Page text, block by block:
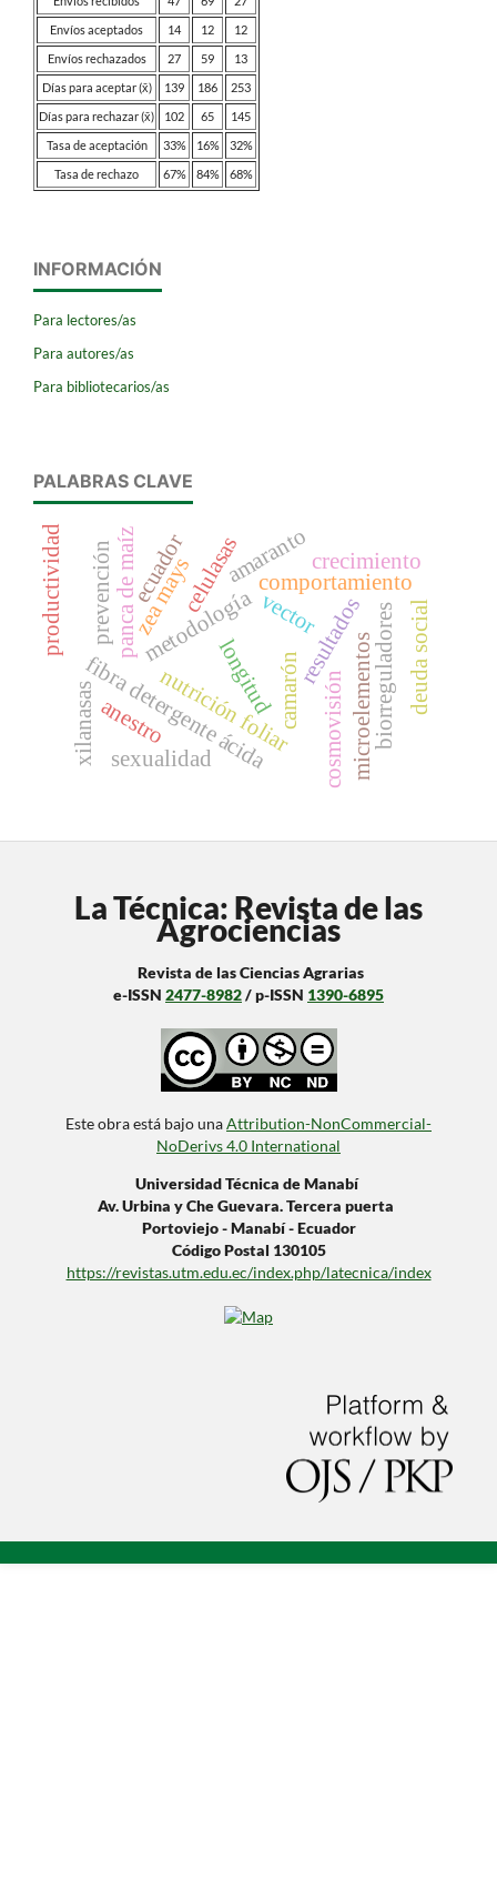
Envíos aceptados
14 12
12
Envíos rechazados
27 59
13
Días para aceptar (x̄)
139 186
253
Días para rechazar (x̄)
102 65
145
Tasa de aceptación
33% 16%
32%
Tasa de rechazo
67% 84% 68%
INFORMACIÓN
Para lectores/as
Para autores/as
Para bibliotecarios/as
PALABRAS CLAVE
comportamiento
resultados
vector
metodología
panca de maíz
fibra detergente ácida
celulasas
xilanasas nutrición foliar microelementosbiorreguladores
productividad zea mays amaranto
camarón
crecimiento
cosmovisión
deuda social
longitud
prevención
sexualidad
ecuador
anestro
La Técnica: Revista de las
Agrociencias
Revista de las Ciencias Agrarias
e-ISSN 2477-8982/ p-ISSN 1390-6895
Este obra está bajo unaAttribution-NonCommercial-
NoDerivs 4.0 International
Universidad Técnica de Manabí
Av. Urbina y Che Guevara. Tercera puerta
Portoviejo - Manabí - Ecuador
Código Postal 130105
https://revistas.utm.edu.ec/index.php/latecnica/index